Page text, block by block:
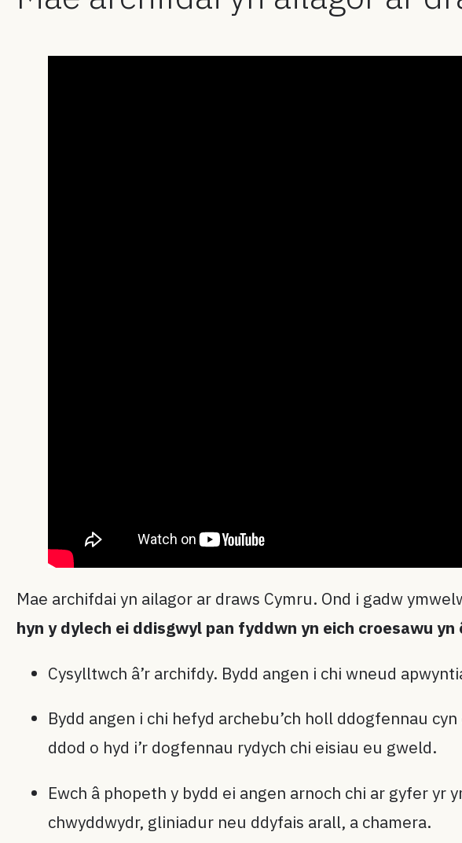
Mae archifdai yn ailagor ar draws Cymru. Ond i gadw
hyn y dylech ei ddisgwyl pan fyddwn yn eich croesawu yn
Cysylltwch â’r archifdy. Bydd angen i chi wneud
Bydd angen i chi hefyd archebu’ch holl ddogfennau
ddod o hyd i’r dogfennau rydych chi eisiau eu gweld.
Ewch â phopeth y bydd ei angen arnoch chi ar gyfer
chwyddwydr, gliniadur neu ddyfais arall, a chamera.